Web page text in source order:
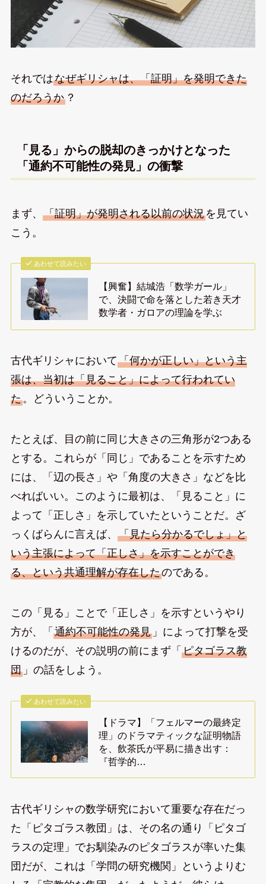
それではなぜギリシャは、「証明」を発明できた
のだろうか？
「見る」からの脱却のきっかけとなった
「通約不可能性の発見」の衝撃
まず、 「証明」が発明される以前の状況を見てい
こう。
あわせて読みたい
【興奮】結城浩「数学ガール」
で、決闘で命を落とした若き天才
数学者・ガロアの理論を学ぶ
古代ギリシャにおいて「何かが正しい」という主
張は、当初は「見ること」によって行われてい
た。どういうことか。
たとえば、目の前に同じ大きさの三角形が2つある
とする。これらが「同じ」であることを示すため
には、「辺の長さ」や「角度の大きさ」などを比
べればいい。このように最初は、「見ること」に
よって「正しさ」を示していたということだ。ざ
っくばらんに言えば、 「見たら分かるでしょ」と
いう主張によって「正しさ」を示すことができ
る、という共通理解が存在したのである。
この「見る」ことで「正しさ」を示すというやり
方が、「 通約不可能性の発見」によって打撃を受
けるのだが、その説明の前にまず「 ピタゴラス教
団」の話をしよう。
あわせて読みたい
【ドラマ】「フェルマーの最終定
理」のドラマティックな証明物語
を、飲茶氏が平易に描き出す：
『哲学的…
古代ギリシャの数学研究において重要な存在だっ
た「ピタゴラス教団」は、その名の通り「ピタゴ
ラスの定理」でお馴染みのピタゴラスが率いた集
団だが、これは「学問の研究機関」というよりむ